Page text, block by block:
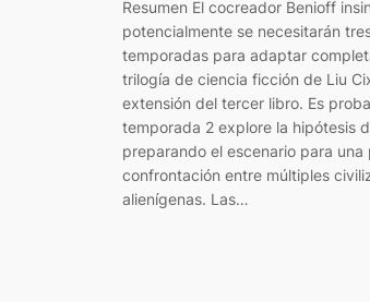
Resumen El cocreador Benioff
potencialmente se necesitarán
temporadas para adaptar
trilogía de ciencia ficción de Liu
extensión del tercer libro. Es
temporada 2 explore la hipótesis
preparando el escenario para una
confrontación entre múltiples
alienígenas. Las…